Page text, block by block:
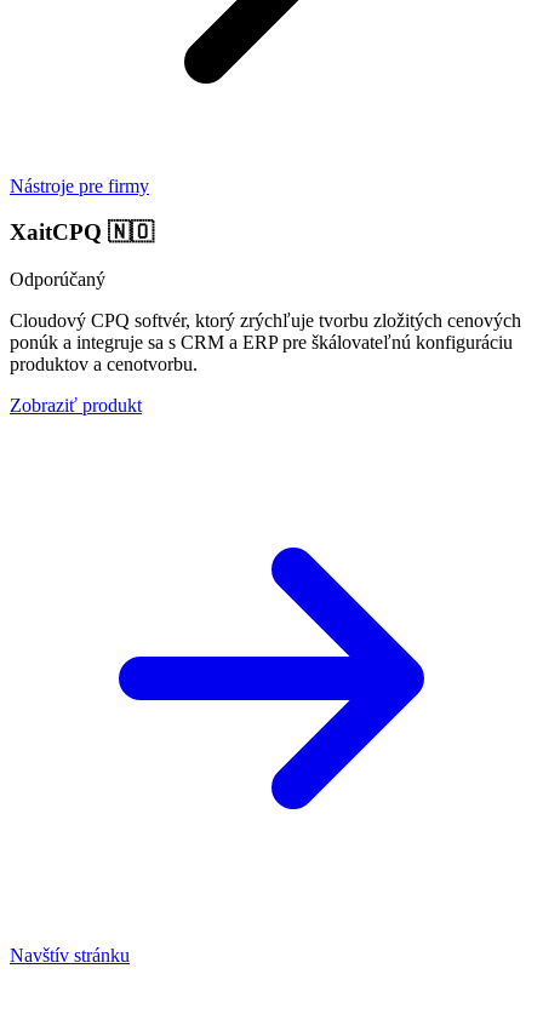
Nástroje pre firmy
XaitCPQ 🇳🇴
Odporúčaný
Cloudový CPQ softvér, ktorý zrýchľuje tvorbu zložitých cenových
ponúk a integruje sa s CRM a ERP pre škálovateľnú konfiguráciu
produktov a cenotvorbu.
Zobraziť produkt
Navštív stránku